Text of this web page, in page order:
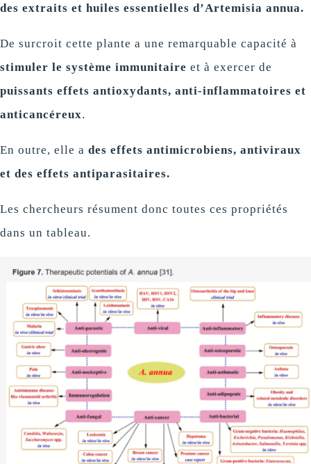
des extraits et huiles essentielles d’Artemisia annua.
De surcroit cette plante a une remarquable capacité à
stimuler le système immunitaire et à exercer de
puissants effets antioxydants, anti-inflammatoires et
anticancéreux.
En outre, elle a des effets antimicrobiens, antiviraux
et des effets antiparasitaires.
Les chercheurs résument donc toutes ces propriétés
dans un tableau.